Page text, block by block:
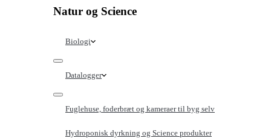
Natur og Science
Biologi
Datalogger
Fuglehuse, foderbræt og kameraer til byg selv
Hydroponisk dyrkning og Science produkter